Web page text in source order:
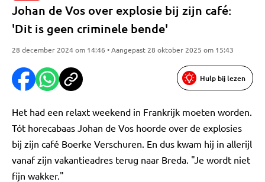
Johan de Vos over explosie bij zijn café:
'Dit is geen criminele bende'
28 december 2024 om 14:46 • Aangepast 28 oktober 2025 om 15:43
Hulp bij lezen
Het had een relaxt weekend in Frankrijk moeten worden.
Tót horecabaas Johan de Vos hoorde over de explosies
bij zijn café Boerke Verschuren. En dus kwam hij in allerijl
vanaf zijn vakantieadres terug naar Breda. "Je wordt niet
fijn wakker."